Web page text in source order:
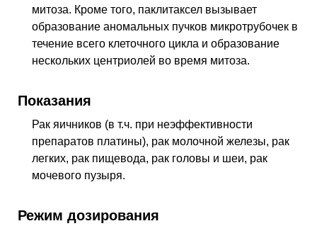
митоза. Кроме того, паклитаксел вызывает
образование аномальных пучков микротрубочек в
течение всего клеточного цикла и образование
нескольких центриолей во время митоза.
Показания
Рак яичников (в т.ч. при неэффективности
препаратов платины), рак молочной железы, рак
легких, рак пищевода, рак головы и шеи, рак
мочевого пузыря.
Режим дозирования